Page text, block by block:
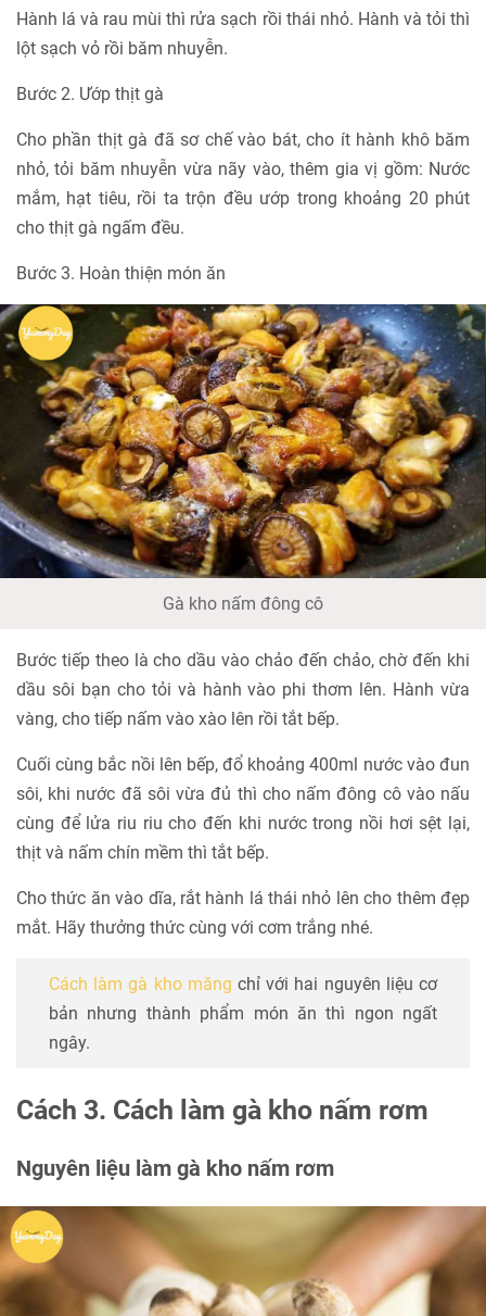
Hành lá và rau mùi thì rửa sạch rồi thái nhỏ. Hành và tỏi thì
lột sạch vỏ rồi băm nhuyễn.
Bước 2. Ướp thịt gà
Cho phần thịt gà đã sơ chế vào bát, cho ít hành khô băm
nhỏ, tỏi băm nhuyễn vừa nãy vào, thêm gia vị gồm: Nước
mắm, hạt tiêu, rồi ta trộn đều ướp trong khoảng 20 phút
cho thịt gà ngấm đều.
Bước 3. Hoàn thiện món ăn
Gà kho nấm đông cô
Bước tiếp theo là cho dầu vào chảo đến chảo, chờ đến khi
dầu sôi bạn cho tỏi và hành vào phi thơm lên. Hành vừa
vàng, cho tiếp nấm vào xào lên rồi tắt bếp.
Cuối cùng bắc nồi lên bếp, đổ khoảng 400ml nước vào đun
sôi, khi nước đã sôi vừa đủ thì cho nấm đông cô vào nấu
cùng để lửa riu riu cho đến khi nước trong nồi hơi sệt lại,
thịt và nấm chín mềm thì tắt bếp.
Cho thức ăn vào dĩa, rắt hành lá thái nhỏ lên cho thêm đẹp
mắt. Hãy thưởng thức cùng với cơm trắng nhé.
Cách làm gà kho măng chỉ với hai nguyên liệu cơ
bản nhưng thành phẩm món ăn thì ngon ngất
ngây.
Cách 3. Cách làm gà kho nấm rơm
Nguyên liệu làm gà kho nấm rơm